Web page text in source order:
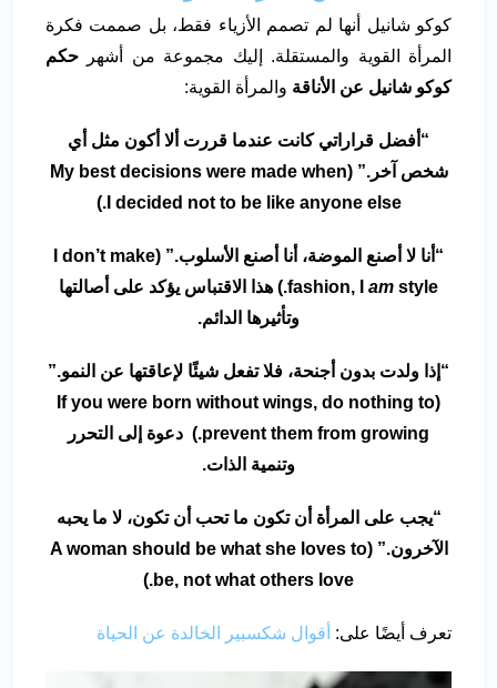
كوكو شانيل أنها لم تصمم الأزياء فقط، بل صممت فكرة
المرأة القوية والمستقلة. إليك مجموعة من أشهر حكم
كوكو شانيل عن الأناقة والمرأة القوية:
“أفضل قراراتي كانت عندما قررت ألا أكون مثل أي
شخص آخر.” (My best decisions were made when
I decided not to be like anyone else.)
“أنا لا أصنع الموضة، أنا أصنع الأسلوب.” (I don’t make
fashion, I am
style.) هذا الاقتباس يؤكد على أصالتها
وتأثيرها الدائم.
“إذا ولدت بدون أجنحة، فلا تفعل شيئًا لإعاقتها عن النمو.”
(If you were born without wings, do nothing to
prevent them from growing.) دعوة إلى التحرر
وتنمية الذات.
“يجب على المرأة أن تكون ما تحب أن تكون، لا ما يحبه
الآخرون.” (A woman should be what she loves to
be, not what others love.)
تعرف أيضًا على: أقوال شكسبير الخالدة عن الحياة